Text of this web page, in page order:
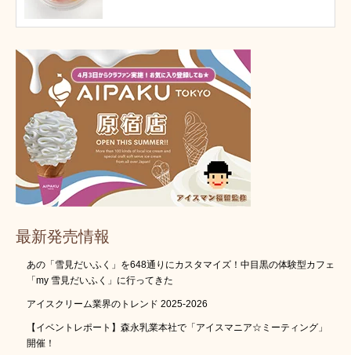
最新発売情報
あの「雪見だいふく」を648通りにカスタマイズ！中目黒の体験型カフェ
「my 雪見だいふく」に行ってきた
アイスクリーム業界のトレンド 2025-2026
【イベントレポート】森永乳業本社で「アイスマニア☆ミーティング」
開催！